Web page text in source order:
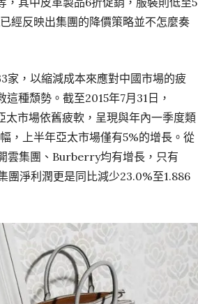
經反映出集團的降價策略並不怎麼奏
家，以縮減成本來應對中國市場的疲
種頹勢。截至2015年7月31日，
市場依舊疲軟，呈現與年內一季度類
，上半年亞太市場僅有5%的增長。從
雲集團、Burberry均有增長，只有
團淨利潤更是同比減少23.0%至1.886